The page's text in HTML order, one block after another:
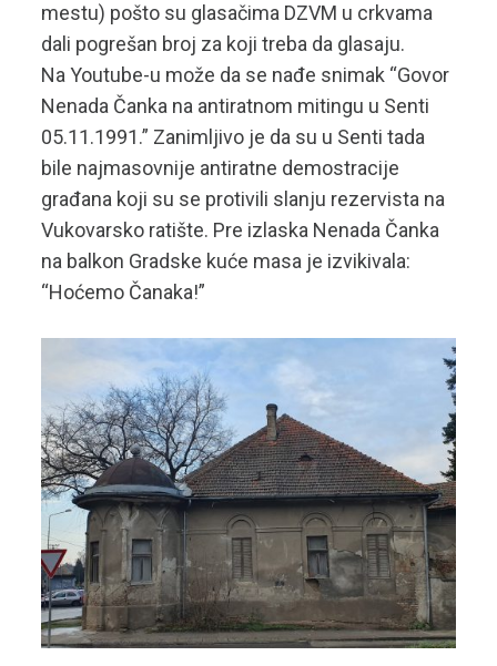
mestu) pošto su glasačima DZVM u crkvama
dali pogrešan broj za koji treba da glasaju.
Na Youtube-u može da se nađe snimak “Govor
Nenada Čanka na antiratnom mitingu u Senti
05.11.1991.” Zanimljivo je da su u Senti tada
bile najmasovnije antiratne demostracije
građana koji su se protivili slanju rezervista na
Vukovarsko ratište. Pre izlaska Nenada Čanka
na balkon Gradske kuće masa je izvikivala:
“Hoćemo Čanaka!”